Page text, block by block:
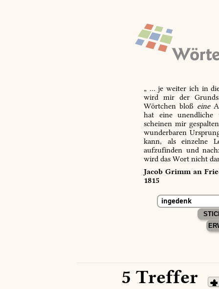
„ … je weiter ich in
wird mir der
Wörtchen bloß eine
hat eine unendliche
scheinen mir
wunderbaren
kann, als einzelne
aufzufinden und
wird das Wort nicht
Jacob Grimm an
1815
5 Treffer